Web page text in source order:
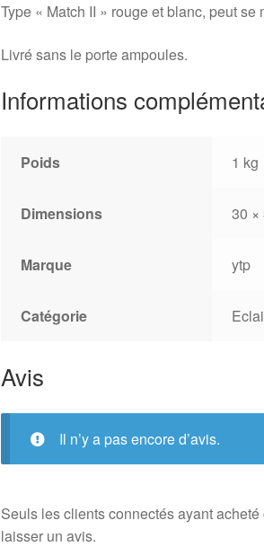
Type « Match II » rouge et blanc, peut se
Livré sans le porte ampoules.
Informations
Poids 1 kg
Dimensions 30 ×
Marque ytp
Catégorie
Avis
Il n’y a pas encore d’avis.
Seuls les clients connectés ayant
laisser un avis.